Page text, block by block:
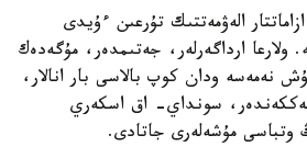
الەۋمەتتىك تۇرعىن ءۇيدى
ولارعا ارداگەرلەر، جەتىمدەر، مۇگەدەك
نەمەسە ودان كوپ بالاسى بار انالار،
شەككەندەر، سونداي- اق اسكەري
وتباسى مۇشەلەرى جاتادى.